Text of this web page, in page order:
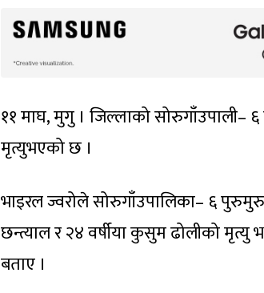
११ माघ, मुगु । जिल्लाको सोरुगाँउपाली–
मृत्युभएको छ ।
भाइरल ज्वरोले सोरुगाँउपालिका– ६
छन्त्याल र २४ वर्षीया कुसुम ढोलीको
बताए ।